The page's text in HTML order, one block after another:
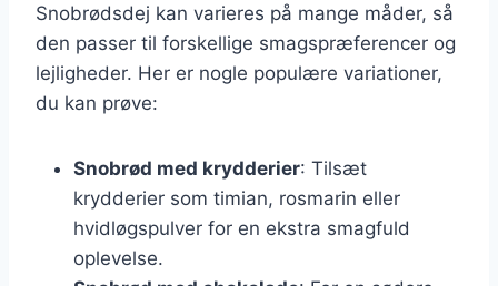
Snobrødsdej kan varieres på mange måder, så
den passer til forskellige smagspræferencer og
lejligheder. Her er nogle populære variationer,
du kan prøve:
Snobrød med krydderier: Tilsæt
krydderier som timian, rosmarin eller
hvidløgspulver for en ekstra smagfuld
oplevelse.